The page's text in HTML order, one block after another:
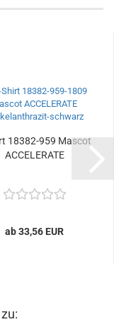
18382-959 Mascot
ACCELERATE
ab 33,56 EUR